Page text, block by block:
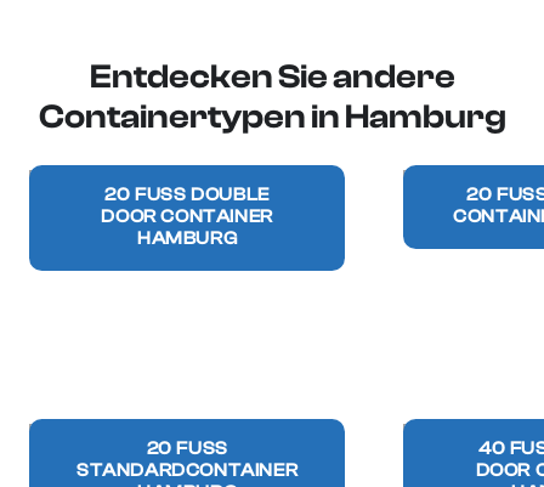
Entdecken Sie andere
Containertypen in Hamburg
20 FUSS DOUBLE D
OOR CONTAINER
HAMBURG
20 FUSS
20 FUSS S
TANDARDCONTAINER
40
OOR